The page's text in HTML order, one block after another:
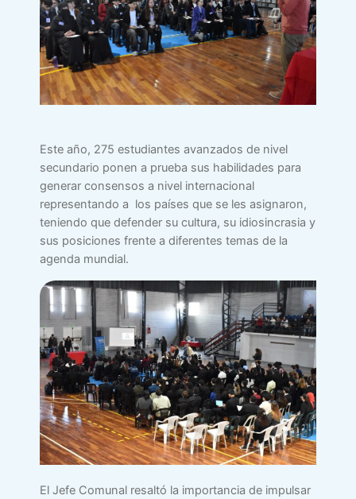
Este año, 275 estudiantes avanzados de nivel
secundario ponen a prueba sus habilidades para
generar consensos a nivel internacional
representando a los países que se les asignaron,
teniendo que defender su cultura, su idiosincrasia y
sus posiciones frente a diferentes temas de la
agenda mundial.
El Jefe Comunal resaltó la importancia de impulsar